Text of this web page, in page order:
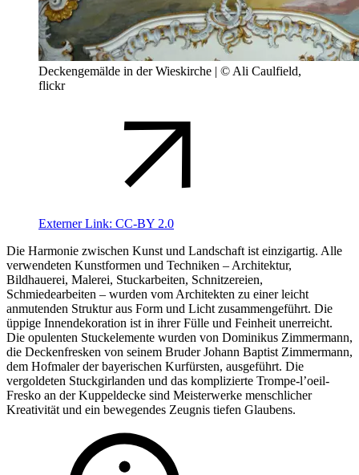
Deckengemälde in der Wieskirche | © Ali Caulfield,
flickr
Externer Link: CC-BY 2.0
Die Harmonie zwischen Kunst und Landschaft ist einzigartig. Alle
verwendeten Kunstformen und Techniken – Architektur,
Bildhauerei, Malerei, Stuckarbeiten, Schnitzereien,
Schmiedearbeiten – wurden vom Architekten zu einer leicht
anmutenden Struktur aus Form und Licht zusammengeführt. Die
üppige Innendekoration ist in ihrer Fülle und Feinheit unerreicht.
Die opulenten Stuckelemente wurden von Dominikus Zimmermann,
die Deckenfresken von seinem Bruder Johann Baptist Zimmermann,
dem Hofmaler der bayerischen Kurfürsten, ausgeführt. Die
vergoldeten Stuckgirlanden und das komplizierte Trompe-l’oeil-
Fresko an der Kuppeldecke sind Meisterwerke menschlicher
Kreativität und ein bewegendes Zeugnis tiefen Glaubens.